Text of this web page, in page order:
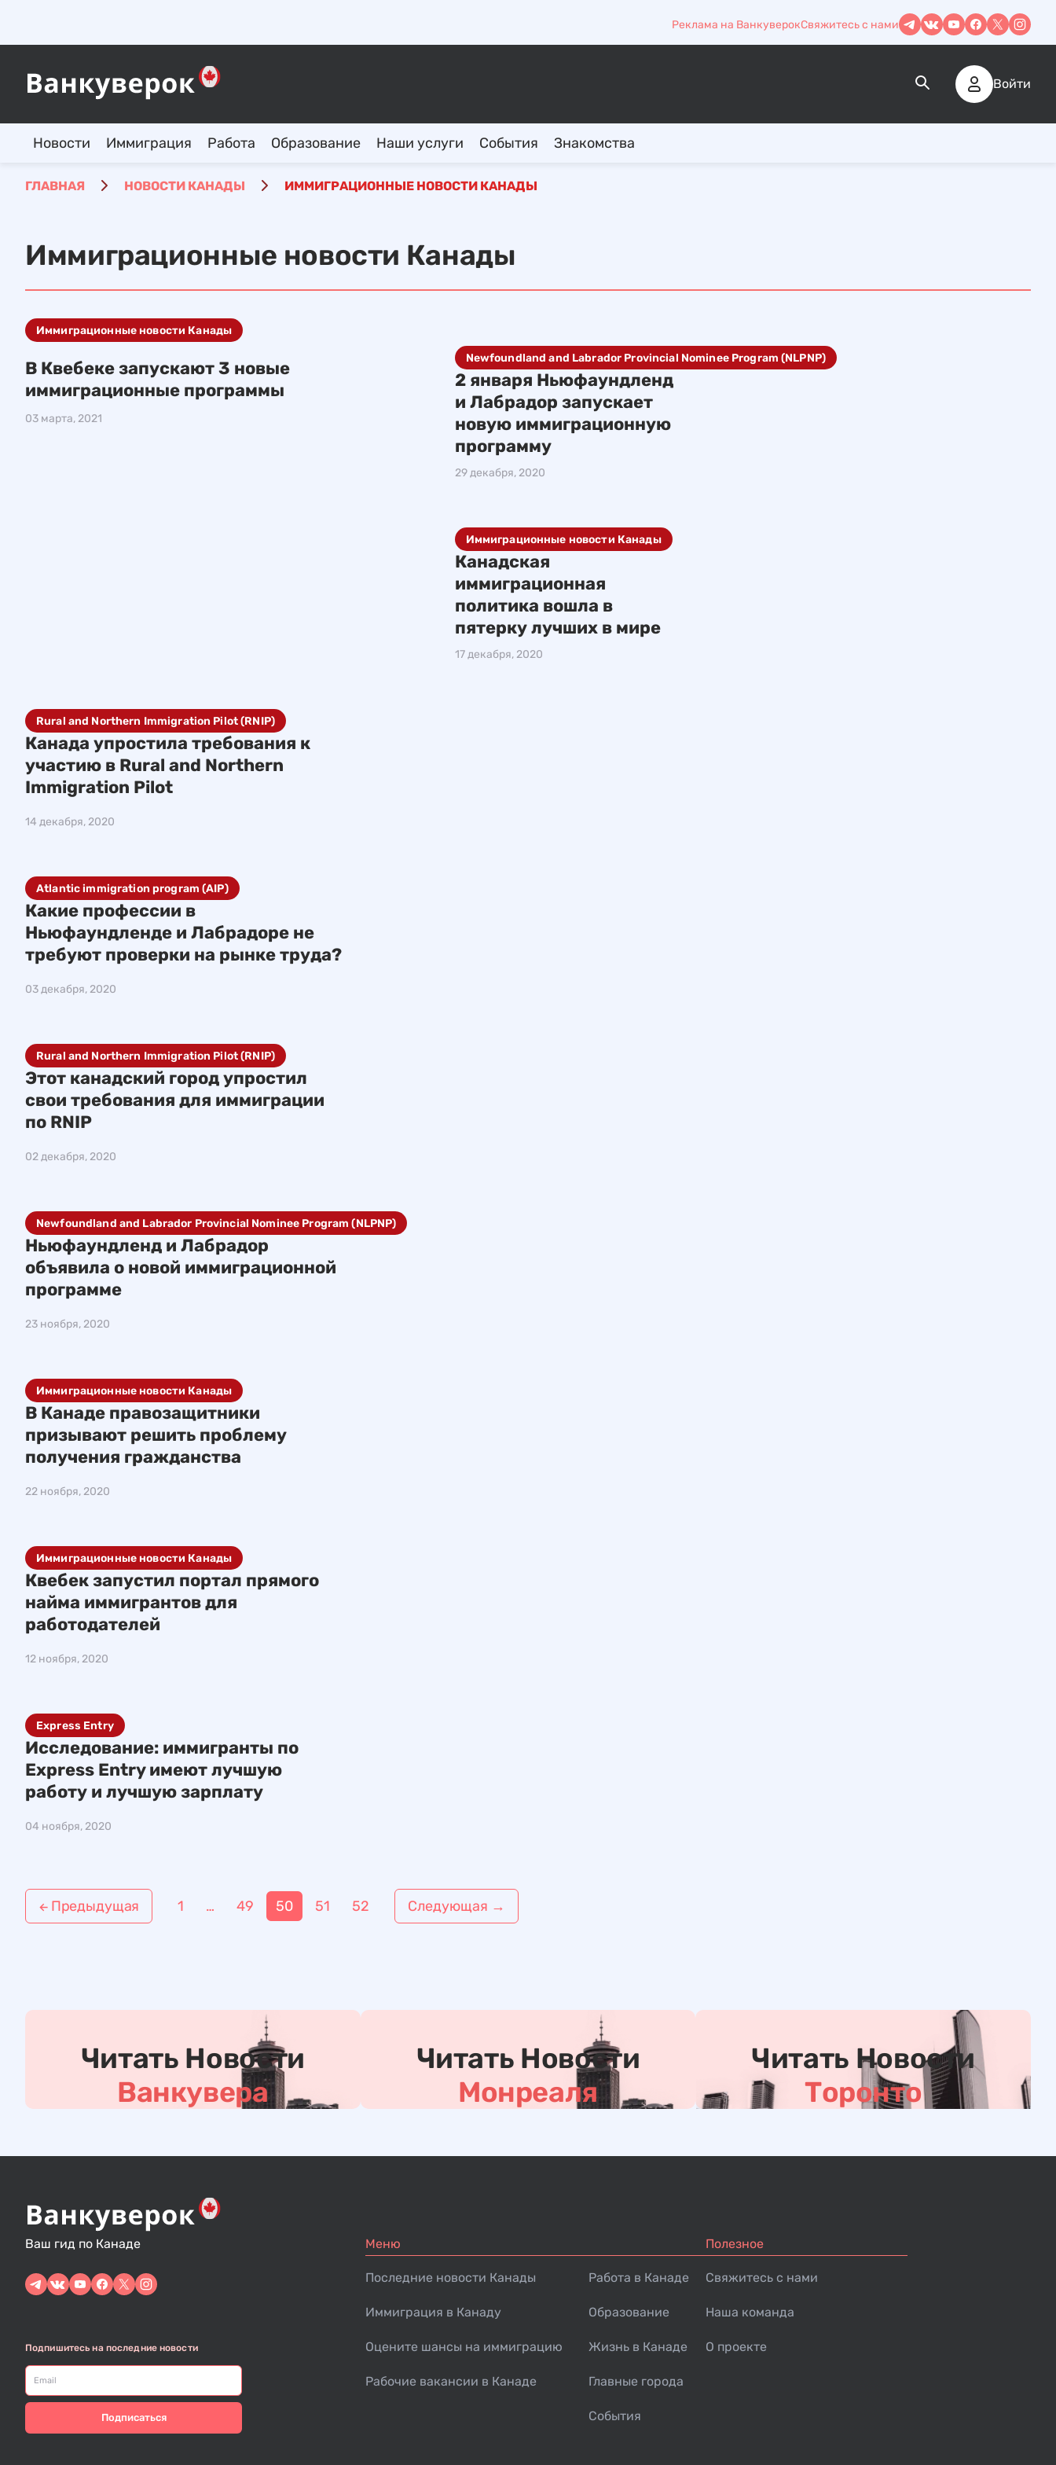
Реклама на ВанкуверокСвяжитесь с нами
Войти
Новости Иммиграция Работа Образование Наши услуги События Знакомства
ГЛАВНАЯ НОВОСТИ КАНАДЫ ИММИГРАЦИОННЫЕ НОВОСТИ КАНАДЫ
Иммиграционные новости Канады
В Квебеке запускают 3 новые
иммиграционные программы
03 марта, 2021
Иммиграционные новости Канады
2 января Ньюфаундленд
и Лабрадор запускает
новую иммиграционную
программу
29 декабря, 2020
Newfoundland and Labrador Provincial Nominee Program (NLPNP)
Канадская
иммиграционная
политика вошла в
пятерку лучших в мире
17 декабря, 2020
Иммиграционные новости Канады
Канада упростила требования к
участию в Rural and Northern
Immigration Pilot
14 декабря, 2020
Rural and Northern Immigration Pilot (RNIP)
Какие профессии в
Ньюфаундленде и Лабрадоре не
требуют проверки на рынке труда?
03 декабря, 2020
Atlantic immigration program (AIP)
Этот канадский город упростил
свои требования для иммиграции
по RNIP
02 декабря, 2020
Rural and Northern Immigration Pilot (RNIP)
Ньюфаундленд и Лабрадор
объявила о новой иммиграционной
программе
23 ноября, 2020
Newfoundland and Labrador Provincial Nominee Program (NLPNP)
В Канаде правозащитники
призывают решить проблему
получения гражданства
22 ноября, 2020
Иммиграционные новости Канады
Квебек запустил портал прямого
найма иммигрантов для
работодателей
12 ноября, 2020
Иммиграционные новости Канады
Исследование: иммигранты по
Express Entry имеют лучшую
работу и лучшую зарплату
04 ноября, 2020
Express Entry
а
а
и
с
я
м
← Предыдущая 1 … 49 50 51 52 Следующая →
о
Читать Новости
Ванкувера
Читать Новости
Монреаля
Читать Новости
Торонто
Ваш гид по Канаде
Подпишитесь на последние новости
Подписаться
Меню
Последние новости Канады
Иммиграция в Канаду
Оцените шансы на иммиграцию
Рабочие вакансии в Канаде
Работа в Канаде
Образование
Жизнь в Канаде
Главные города
События
Полезное
Свяжитесь с нами
Наша команда
О проекте